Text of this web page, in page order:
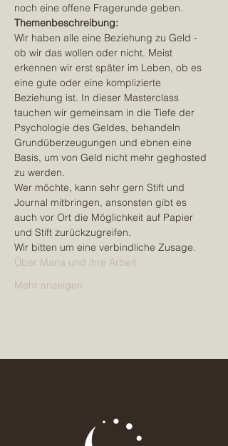
noch eine offene Fragerunde geben.
Themenbeschreibung:
Wir haben alle eine Beziehung zu Geld -
ob wir das wollen oder nicht. Meist
erkennen wir erst später im Leben, ob es
eine gute oder eine komplizierte
Beziehung ist. In dieser Masterclass
tauchen wir gemeinsam in die Tiefe der
Psychologie des Geldes, behandeln
Grundüberzeugungen und ebnen eine
Basis, um von Geld nicht mehr geghosted
zu werden.
Wer möchte, kann sehr gern Stift und
Journal mitbringen, ansonsten gibt es
auch vor Ort die Möglichkeit auf Papier
und Stift zurückzugreifen.
Wir bitten um eine verbindliche Zusage.
Über Maria und ihre Arbeit
Mehr anzeigen